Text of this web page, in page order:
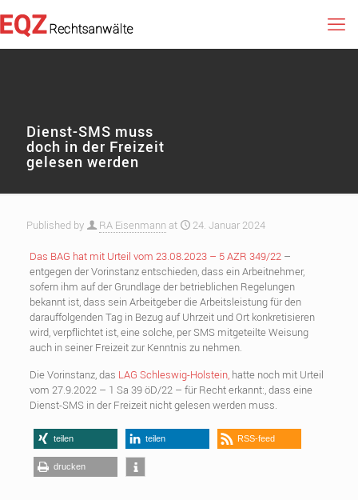
Dienst-SMS muss
doch in der Freizeit
gelesen werden
Published by RA Eisenmann at 24. Januar 2024
Das BAG hat mit Urteil vom 23.08.2023 – 5 AZR 349/22–
entgegen der Vorinstanz entschieden, dass ein Arbeitnehmer,
sofern ihm auf der Grundlage der betrieblichen Regelungen
bekannt ist, dass sein Arbeitgeber die Arbeitsleistung für den
darauffolgenden Tag in Bezug auf Uhrzeit und Ort konkretisieren
wird, verpflichtet ist, eine solche, per SMS mitgeteilte Weisung
auch in seiner Freizeit zur Kenntnis zu nehmen.
Die Vorinstanz, das LAG Schleswig-Holstein,hatte noch mit Urteil
vom 27.9.2022 – 1 Sa 39 öD/22 – für Recht erkannt:, dass eine
Dienst-SMS in der Freizeit nicht gelesen werden muss.
teilen teilen RSS-feed
drucken